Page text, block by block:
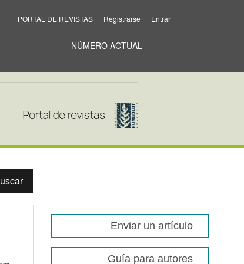
NÚMERO ACTUAL
PORTAL DE REVISTAS Registrarse Entrar
Enviar un artículo
Guía para autores